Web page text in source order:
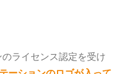
ライセンス認定を受け